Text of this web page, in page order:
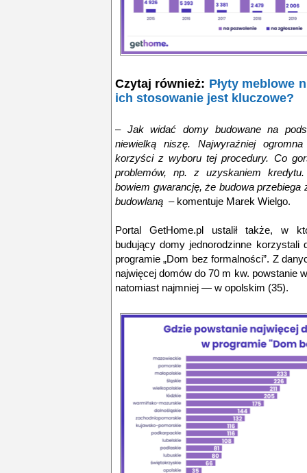
Czytaj również: Płyty meblowe
ich stosowanie jest kluczowe?
– Jak widać domy budowane na
niewielką niszę. Najwyraźniej
korzyści z wyboru tej procedury. Co
problemów, np. z uzyskaniem kredytu.
bowiem gwarancję, że budowa
budowlaną – komentuje Marek Wielgo.
Portal GetHome.pl ustalił także, w
budujący domy jednorodzinne korzystali
programie „Dom bez formalności”. Z
najwięcej domów do 70 m kw. powstanie
natomiast najmniej — w opolskim (35).